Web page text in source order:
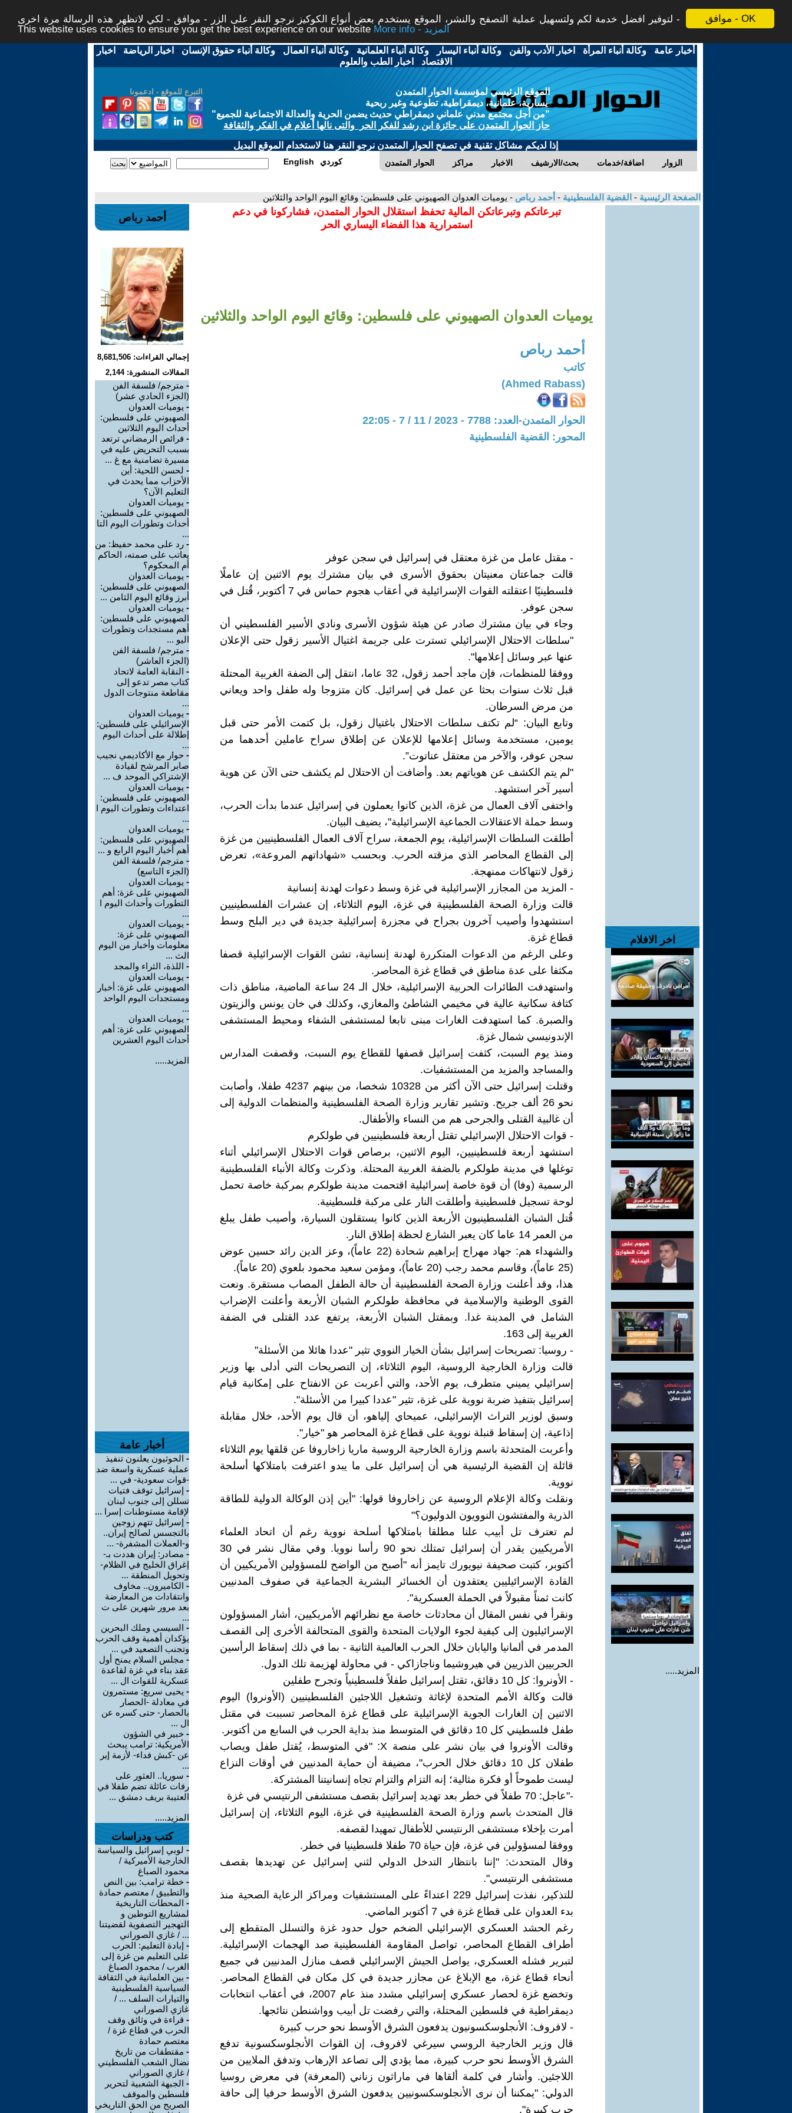
موافق - OK
لتوفير افضل خدمة لكم ولتسهيل عملية التصفح والنشر، الموقع يستخدم بعض أنواع الكوكيز نرجو النقر على الزر - موافق - لكي لاتظهر هذه الرسالة مرة اخرى -
This website uses cookies to ensure you get the best experience on our website
More info - المزيد
أخبار عامة -وكالة أنباء المرأة - اخبار الأدب والفن -وكالة أنباء اليسار -وكالة أنباء العلمانية -وكالة أنباء العمال -وكالة أنباء حقوق الإنسان - اخبار الرياضة - اخبار
الاقتصاد - اخبار الطب والعلوم
التبرع للموقع - ادعمونا
الموقع الرئيسي لمؤسسة الحوار المتمدن
يسارية، علمانية، ديمقراطية، تطوعية وغير ربحية
"من أجل مجتمع مدني علماني ديمقراطي حديث يضمن الحرية والعدالة الاجتماعية للجميع"
حاز الحوار المتمدن على جائزة ابن رشد للفكر الحر والتى نالها أعلام في الفكر والثقافة
إذا لديكم مشاكل تقنية في تصفح الحوار المتمدن نرجو النقر هنا لاستخدام الموقع البديل
الحوار المتمدن مراكز الاخبار بحث/الارشيف اضافة/خدمات الزوار English كوردي
الصفحة الرئيسية - القضية الفلسطينية - أحمد رباص - يوميات العدوان الصهيوني على فلسطين: وقائع اليوم الواحد والثلاثين
اخر الافلام
المزيد.....
تبرعاتكم وتبرعاتكن المالية تحفظ استقلال الحوار المتمدن، فشاركونا في دعم
استمرارية هذا الفضاء اليساري الحر
يوميات العدوان الصهيوني على فلسطين: وقائع اليوم الواحد والثلاثين
أحمد رباص
كاتب
(Ahmed Rabass)
الحوار المتمدن-العدد: 7788 - 2023 / 11 / 7 - 22:05
المحور: القضية الفلسطينية
- مقتل عامل من غزة معتقل في إسرائيل في سجن عوفر
قالت جماعتان معنيتان بحقوق الأسرى في بيان مشترك يوم الاثنين إن عاملًا
فلسطينيًا اعتقلته القوات الإسرائيلية في أعقاب هجوم حماس في 7 أكتوبر، قُتل في
سجن عوفر.
وجاء في بيان مشترك صادر عن هيئة شؤون الأسرى ونادي الأسير الفلسطيني أن
"سلطات الاحتلال الإسرائيلي تسترت على جريمة اغتيال الأسير زقول حتى الإعلان
عنها عبر وسائل إعلامها".
ووفقا للمنظمات، فإن ماجد أحمد زقول، 32 عاما، انتقل إلى الضفة الغربية المحتلة
قبل ثلاث سنوات بحثا عن عمل في إسرائيل. كان متزوجا وله طفل واحد ويعاني
من مرض السرطان.
وتابع البيان: “لم تكتف سلطات الاحتلال باغتيال زقول، بل كتمت الأمر حتى قبل
يومين، مستخدمة وسائل إعلامها للإعلان عن إطلاق سراح عاملين أحدهما من
سجن عوفر، والآخر من معتقل عناتوت”.
"لم يتم الكشف عن هوياتهم بعد. وأضافت أن الاحتلال لم يكشف حتى الآن عن هوية
أسير آخر استشهد.
واختفى آلاف العمال من غزة، الذين كانوا يعملون في إسرائيل عندما بدأت الحرب،
وسط حملة الاعتقالات الجماعية الإسرائيلية"، يضيف البيان.
أطلقت السلطات الإسرائيلية، يوم الجمعة، سراح آلاف العمال الفلسطينيين من غزة
إلى القطاع المحاصر الذي مزقته الحرب. وبحسب «شهاداتهم المروعة»، تعرض
زقول لانتهاكات ممنهجة.
- المزيد من المجازر الإسرائيلية في غزة وسط دعوات لهدنة إنسانية
قالت وزارة الصحة الفلسطينية في غزة، اليوم الثلاثاء، إن عشرات الفلسطينيين
استشهدوا وأصيب آخرون بجراح في مجزرة إسرائيلية جديدة في دير البلح وسط
قطاع غزة.
وعلى الرغم من الدعوات المتكررة لهدنة إنسانية، تشن القوات الإسرائيلية قصفا
مكثفا على عدة مناطق في قطاع غزة المحاصر.
واستهدفت الطائرات الحربية الإسرائيلية، خلال الـ 24 ساعة الماضية، مناطق ذات
كثافة سكانية عالية في مخيمي الشاطئ والمغازي، وكذلك في خان يونس والزيتون
والصبرة. كما استهدفت الغارات مبنى تابعا لمستشفى الشفاء ومحيط المستشفى
الإندونيسي شمال غزة.
ومنذ يوم السبت، كثفت إسرائيل قصفها للقطاع يوم السبت، وقصفت المدارس
والمساجد والمزيد من المستشفيات.
وقتلت إسرائيل حتى الآن أكثر من 10328 شخصا، من بينهم 4237 طفلا، وأصابت
نحو 26 ألف جريح. وتشير تقارير وزارة الصحة الفلسطينية والمنظمات الدولية إلى
أن غالبية القتلى والجرحى هم من النساء والأطفال.
- قوات الاحتلال الإسرائيلي تقتل أربعة فلسطينيين في طولكرم
استشهد أربعة فلسطينيين، اليوم الاثنين، برصاص قوات الاحتلال الإسرائيلي أثناء
توغلها في مدينة طولكرم بالضفة الغربية المحتلة. وذكرت وكالة الأنباء الفلسطينية
الرسمية (وفا) أن قوة خاصة إسرائيلية اقتحمت مدينة طولكرم بمركبة خاصة تحمل
لوحة تسجيل فلسطينية وأطلقت النار على مركبة فلسطينية.
قُتل الشبان الفلسطينيون الأربعة الذين كانوا يستقلون السيارة، وأصيب طفل يبلغ
من العمر 14 عاما كان يعبر الشارع لحظة إطلاق النار.
والشهداء هم: جهاد مهراج إبراهيم شحادة (22 عاماً)، وعز الدين رائد حسين عوض
(25 عاماً)، وقاسم محمد رجب (20 عاماً)، ومؤمن سعيد محمود بلعوي (20 عاماً).
هذا، وقد أعلنت وزارة الصحة الفلسطينية أن حالة الطفل المصاب مستقرة. ونعت
القوى الوطنية والإسلامية في محافظة طولكرم الشبان الأربعة وأعلنت الإضراب
الشامل في المدينة غدا. وبمقتل الشبان الأربعة، يرتفع عدد القتلى في الضفة
الغربية إلى 163.
- روسيا: تصريحات إسرائيل بشأن الخيار النووي تثير "عددا هائلا من الأسئلة"
قالت وزارة الخارجية الروسية، اليوم الثلاثاء، إن التصريحات التي أدلى بها وزير
إسرائيلي يميني متطرف، يوم الأحد، والتي أعربت عن الانفتاح على إمكانية قيام
إسرائيل بتنفيذ ضربة نووية على غزة، تثير "عددا كبيرا من الأسئلة".
وسبق لوزير التراث الإسرائيلي، عميحاي إلياهو، أن قال يوم الأحد، خلال مقابلة
إذاعية، إن إسقاط قنبلة نووية على قطاع غزة المحاصر هو "خيار".
وأعربت المتحدثة باسم وزارة الخارجية الروسية ماريا زاخاروفا عن قلقها يوم الثلاثاء
قائلة إن القضية الرئيسية هي أن إسرائيل على ما يبدو اعترفت بامتلاكها أسلحة
نووية.
ونقلت وكالة الإعلام الروسية عن زاخاروفا قولها: "أين إذن الوكالة الدولية للطاقة
الذرية والمفتشون النوويون الدوليون؟"
لم تعترف تل أبيب علنا ​​مطلقا بامتلاكها أسلحة نووية رغم أن اتحاد العلماء
الأمريكيين يقدر أن إسرائيل تمتلك نحو 90 رأسا نوويا. وفي مقال نشر في 30
أكتوبر، كتبت صحيفة نيويورك تايمز أنه "أصبح من الواضح للمسؤولين الأمريكيين أن
القادة الإسرائيليين يعتقدون أن الخسائر البشرية الجماعية في صفوف المدنيين
كانت ثمناً مقبولاً في الحملة العسكرية".
ونقرأ في نفس المقال أن محادثات خاصة مع نظرائهم الأمريكيين، أشار المسؤولون
الإسرائيليون إلى كيفية لجوء الولايات المتحدة والقوى المتحالفة الأخرى إلى القصف
المدمر في ألمانيا واليابان خلال الحرب العالمية الثانية - بما في ذلك إسقاط الرأسين
الحربيين الذريين في هيروشيما وناجازاكي - في محاولة لهزيمة تلك الدول.
- الأونروا: كل 10 دقائق، تقتل إسرائيل طفلاً فلسطينياً وتجرح طفلين
قالت وكالة الأمم المتحدة لإغاثة وتشغيل اللاجئين الفلسطينيين (الأونروا) اليوم
الاثنين إن الغارات الجوية الإسرائيلية على قطاع غزة المحاصر تسببت في مقتل
طفل فلسطيني كل 10 دقائق في المتوسط ​​منذ بداية الحرب في السابع من أكتوبر.
وقالت الأونروا في بيان نشر على منصة X: "في المتوسط، يُقتل طفل ويصاب
طفلان كل 10 دقائق خلال الحرب"، مضيفة أن حماية المدنيين في أوقات النزاع
ليست طموحاً أو فكرة مثالية؛ إنه التزام والتزام تجاه إنسانيتنا المشتركة.
-"عاجل: 70 طفلاً في خطر بعد تهديد إسرائيل بقصف مستشفى الرنتيسي في غزة
قال المتحدث باسم وزارة الصحة الفلسطينية في غزة، اليوم الثلاثاء، إن إسرائيل
أمرت بإخلاء مستشفى الرنتيسي للأطفال تمهيدا لقصفه.
ووفقا لمسؤولين في غزة، فإن حياة 70 طفلا فلسطينيا في خطر.
وقال المتحدث: "إننا بانتظار التدخل الدولي لثني إسرائيل عن تهديدها بقصف
مستشفى الرنتيسي".
للتذكير، نفذت إسرائيل 229 اعتداءً على المستشفيات ومراكز الرعاية الصحية منذ
بدء العدوان على قطاع غزة في 7 أكتوبر الماضي.
رغم الحشد العسكري الإسرائيلي الضخم حول حدود غزة والتسلل المتقطع إلى
أطراف القطاع المحاصر، تواصل المقاومة الفلسطينية صد الهجمات الإسرائيلية.
لتبرير فشله العسكري، يواصل الجيش الإسرائيلي قصف منازل المدنيين في جميع
أنحاء قطاع غزة، مع الإبلاغ عن مجازر جديدة في كل مكان في القطاع المحاصر.
وتخضع غزة لحصار عسكري إسرائيلي مشدد منذ عام 2007، في أعقاب انتخابات
ديمقراطية في فلسطين المحتلة، والتي رفضت تل أبيب وواشنطن نتائجها.
- لافروف: الأنجلوسكسونيون يدفعون الشرق الأوسط نحو حرب كبيرة
قال وزير الخارجية الروسي سيرغي لافروف، إن القوات الأنجلوسكسونية تدفع
الشرق الأوسط نحو حرب كبيرة، مما يؤدي إلى تصاعد الإرهاب وتدفق الملايين من
اللاجئين. وأشار في كلمة ألقاها في ماراثون زناني (المعرفة) في معرض روسيا
الدولي: "يمكننا أن نرى الأنجلوسكسونيين يدفعون الشرق الأوسط حرفيا إلى حافة
حرب كبيرة".
أحمد رباص
إجمالي القراءات: 8,681,506
المقالات المنشورة: 2,144
- مترجم/ فلسفة الفن
(الجزء الحادي عشر)
- يوميات العدوان
الصهيوني على فلسطين:
أحداث اليوم الثلاثين
- فرائص الرمضاني ترتعد
بسبب التحريض عليه في
مسيرة تضامنية مع غ ...
- لحسن اللحية: أين
الأحزاب مما يحدث في
التعليم الآن؟
- يوميات العدوان
الصهيوني على فلسطين:
أحداث وتطورات اليوم التا
...
- رد على محمد حفيظ: من
يعاتب على صمته، الحاكم
أم المحكوم؟
- يوميات العدوان
الصهيوني على فلسطين:
أبرز وقائع اليوم الثامن ...
- يوميات العدوان
الصهيوني على فلسطين:
أهم مستجدات وتطورات
اليو ...
- مترجم/ فلسفة الفن
(الجزء العاشر)
- النقابة العامة لاتحاد
كتاب مصر تدعو إلى
مقاطعة منتوجات الدول
...
- يوميات العدوان
الإسرائيلي على فلسطين:
إطلالة على أحداث اليوم
...
- حوار مع الأكاديمي نجيب
صابر المرشح لقيادة
الإشتراكي الموحد ف ...
- يوميات العدوان
الصهيوني على فلسطين:
اعتداءات وتطورات اليوم ا
...
- يوميات العدوان
الصهيوني على فلسطين:
أهم أخبار اليوم الرابع و ...
- مترجم/ فلسفة الفن
(الجزء التاسع)
- يوميات العدوان
الصهيوني على غزة: أهم
التطورات وأحداث اليوم ا
...
- يوميات العدوان
الصهيوني على غزة:
معلومات وأخبار من اليوم
الث ...
- اللذة، الثراء والمجد
- يوميات العدوان
الصهيوني على غزة: أخبار
ومستجدات اليوم الواحد
...
- يوميات العدوان
الصهيوني على غزة: أهم
أحداث اليوم العشرين
المزيد.....
أخبار عامة
- الحوثيون يعلنون تنفيذ
عملية عسكرية واسعة ضد
-قوات سعودية- في ...
- إسرائيل توقف فتيات
تسللن إلى جنوب لبنان
لإقامة مستوطنات إسرا ...
- إسرائيل تتهم زوجين
بالتجسس لصالح إيران..
و-العملات المشفرة- ...
- مصادر: إيران هددت بـ-
إغراق الخليج في الظلام-
وتحويل المنطقة ...
- الكاميرون.. مخاوف
وانتقادات من المعارضة
بعد مرور شهرين على ت
...
- السيسي وملك البحرين
يؤكدان أهمية وقف الحرب
وتجنب التصعيد في ...
- مجلس السلام يمنح أول
عقد بناء في غزة لقاعدة
عسكرية للقوات ال ...
- يحيى سريع: مستمرون
في معادلة -الحصار
بالحصار- حتى كسره عن
ال ...
- خبير في الشؤون
الأمريكية: ترامب يبحث
عن -كبش فداء- لأزمة إير
...
- سوريا.. العثور على
رفات عائلة تضم طفلا في
العتيبة بريف دمشق ...
المزيد.....
كتب ودراسات
- لوبي إسرائيل والسياسة
الخارجية الأميركية /
محمود الصباغ
- خطة ترامب: بين النص
والتطبيق / معتصم حمادة
- المحطات التاريخية
لمشاريع التوطين و
التهجير التصفوية لقضيتنا
... / غازي الصوراني
- إبادة التعليم: الحرب
على التعليم من غزة إلى
الغرب / محمود الصباغ
- بين العلمانية في الثقافة
السياسية الفلسطينية
والتيارات السلف ... /
غازي الصوراني
- قراءة في وثائق وقف
الحرب في قطاع غزة /
معتصم حمادة
- مقتطفات من تاريخ
نضال الشعب الفلسطيني
/ غازي الصوراني
- الجبهة الشعبية لتحرير
فلسطين والموقف
الصريح من الحق التاريخي